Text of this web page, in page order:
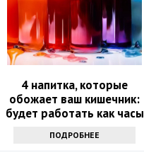
4 напитка, которые
обожает ваш кишечник:
будет работать как часы
ПОДРОБНЕЕ